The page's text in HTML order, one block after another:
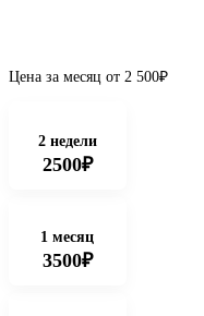
Цена за месяц от 2 500₽
2 недели
2500₽
1 месяц
3500₽